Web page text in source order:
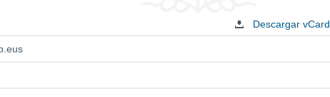
Descargar vCard